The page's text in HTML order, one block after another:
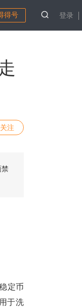
得号 登录
钛媒体（ID：taimeiti）。
关注
定币
于洗